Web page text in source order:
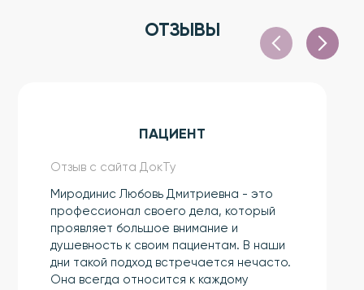
ОТЗЫВЫ
ПАЦИЕНТ
Отзыв с сайта ДокТу
Миродинис Любовь Дмитриевна - это
профессионал своего дела, который
проявляет большое внимание и
душевность к своим пациентам. В наши
дни такой подход встречается нечасто.
Она всегда относится к каждому